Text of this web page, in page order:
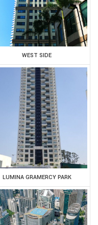
WEST SIDE
LUMINA GRAMERCY PARK